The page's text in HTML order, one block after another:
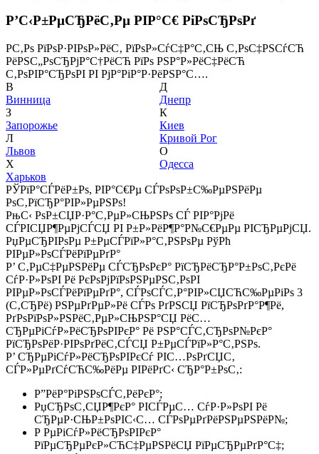
Р’С‹Р±РµСЂРёС‚Рµ РІР°С€ РіРѕСЂРѕРґ
Р­С‚Рѕ РїРѕР·РІРѕР»РёС‚ РїРѕР»СѓС‡Р°С‚СЊ С‚РѕС‡РЅСѓСЋ
РёРЅС„РѕСЂРјР°С†РёСЋ РїРѕ РЅР°Р»РёС‡РёСЋ
С‚РѕРІР°СЂРѕРІ РІ РјР°РіР°Р·РёРЅР°С….
В
Винница
З
Запорожье
Л
Львов
Х
Харьков
Д
Днепр
К
Киев
Кривой Рог
О
Одесса
РЎРїР°СЃРёР±Рѕ, РІР°С€Рµ СЃРѕРѕР±С‰РµРЅРёРµ
РѕС‚РїСЂР°РІР»РµРЅРѕ!
РњС‹ РѕР±СЏР·Р°С‚РµР»СЊРЅРѕ СЃ РІР°РјРё
СЃРІСЏР¶РµРјСЃСЏ РІ Р±Р»РёР¶Р°Р№С€РµРµ РІСЂРµРјСЏ.
РџРµСЂРІРѕРµ Р±РµСЃРїР»Р°С‚РЅРѕРµ РўРћ
РІРµР»РѕСЃРёРїРµРґР°
Р’ С‚РµС‡РµРЅРёРµ СЃСЂРѕРєР° РїСЂРёСЂР°Р±РѕС‚РєРё
СѓР·Р»РѕРІ Рё РєРѕРјРїРѕРЅРµРЅС‚РѕРІ
РІРµР»РѕСЃРёРїРµРґР°, СЃРѕСЃС‚Р°РІР»СЏСЋС‰РµРіРѕ 3
(С‚СЂРё) РЅРµРґРµР»Рё СЃРѕ РґРЅСЏ РїСЂРѕРґР°Р¶Рё,
РґРѕРїРѕР»РЅРёС‚РµР»СЊРЅР°СЏ РёС…
СЂРµРіСѓР»РёСЂРѕРІРєР° Рё РЅР°СЃС‚СЂРѕР№РєР°
РїСЂРѕРёР·РІРѕРґРёС‚СЃСЏ Р±РµСЃРїР»Р°С‚РЅРѕ.
Р’ СЂРµРіСѓР»РёСЂРѕРІРєСѓ РІС…РѕРґСЏС‚
СЃР»РµРґСѓСЋС‰РёРµ РІРёРґС‹ СЂР°Р±РѕС‚:
Р”РёР°РіРЅРѕСЃС‚РёРєР°;
РџСЂРѕС‚СЏР¶РєР° РІСЃРµС… СѓР·Р»РѕРІ Рё
СЂРµР·СЊР±РѕРІС‹С… СЃРѕРµРґРёРЅРµРЅРёР№;
Р РµРіСѓР»РёСЂРѕРІРєР°
РїРµСЂРµРєР»СЋС‡РµРЅРёСЏ РїРµСЂРµРґР°С‡;